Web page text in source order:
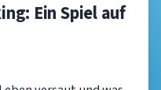
Ein Spiel auf